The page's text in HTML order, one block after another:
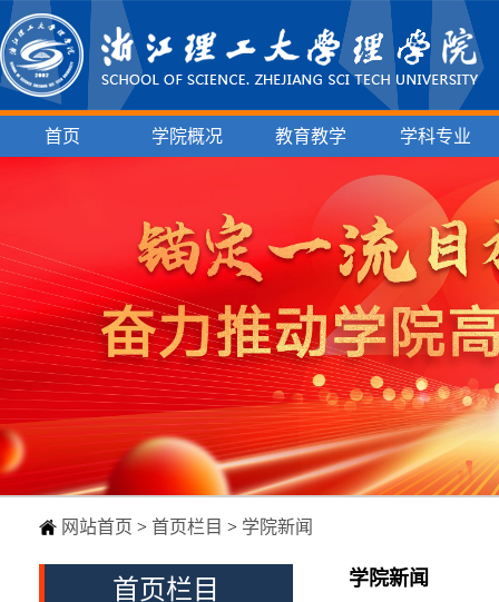
首页 学院概况 教育教学 学科专业
网站首页 > 首页栏目 > 学院新闻
首页栏目 学院新闻